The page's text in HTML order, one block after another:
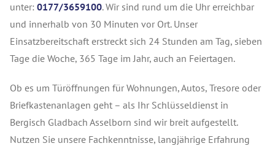
unter: 0177/3659100. Wir sind rund um die Uhr erreichbar
und innerhalb von 30 Minuten vor Ort. Unser
Einsatzbereitschaft erstreckt sich 24 Stunden am Tag, sieben
Tage die Woche, 365 Tage im Jahr, auch an Feiertagen.
Ob es um Türöffnungen für Wohnungen, Autos, Tresore oder
Briefkastenanlagen geht – als Ihr Schlüsseldienst in
Bergisch Gladbach Asselborn sind wir breit aufgestellt.
Nutzen Sie unsere Fachkenntnisse, langjährige Erfahrung